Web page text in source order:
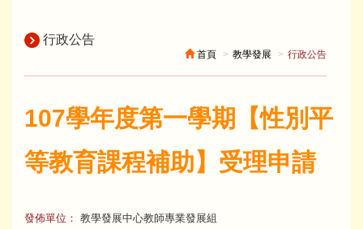
行政公告
首頁 教學發展 行政公告
107學年度第一學期【性別平
等教育課程補助】受理申請
發佈單位： 教學發展中心教師專業發展組